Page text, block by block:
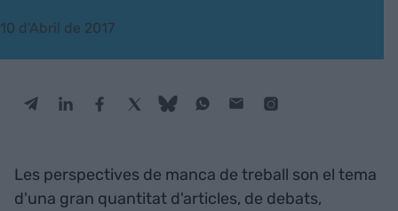
10 d'Abril de 2017
Les perspectives de manca de treball son el tema
d'una gran quantitat d'articles, de debats,